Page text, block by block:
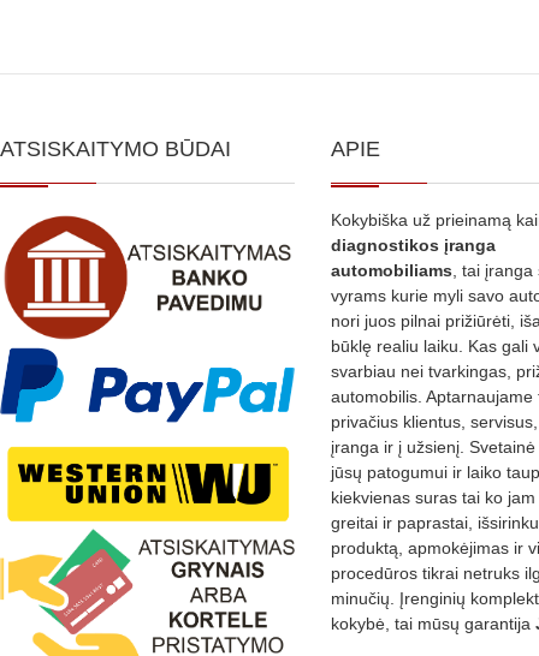
ATSISKAITYMO BŪDAI APIE
Kokybiška už prieinamą
diagnostikos įranga
automobiliams , tai
vyrams kurie myli savo
nori juos pilnai prižiūrėti,
būklę realiu laiku. Kas gali
svarbiau nei tvarkingas,
automobilis. Aptarnaujame
privačius klientus,
įranga ir į užsienį.
jūsų patogumui ir laiko
kiekvienas suras tai ko
greitai ir paprastai,
produktą, apmokėjimas ir
procedūros tikrai netruks
minučių. Įrenginių
kokybė, tai mūsų garantija